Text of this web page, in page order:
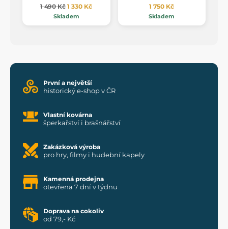
1 490 Kč 1 330 Kč
Skladem
1 750 Kč
Skladem
První a největší
historický e-shop v ČR
Vlastní kovárna
šperkařství i brašnářství
Zakázková výroba
pro hry, filmy i hudební kapely
Kamenná prodejna
otevřena 7 dní v týdnu
Doprava na cokoliv
od 79,- Kč